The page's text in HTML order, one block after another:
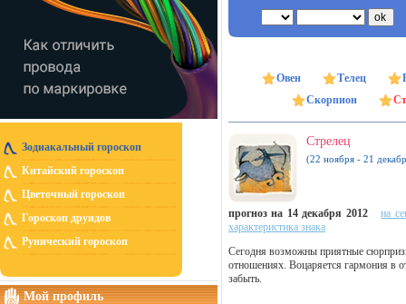
Зодиакальный гороскоп
Китайский гороскоп
Цветочный гороскоп
Гороскоп друидов
Рунический гороскоп
Мой профиль
Овен Телец
Скорпион
Стрелец
(22 ноября - 21
прогноз на 14 декабря 2012
на
характеристика знака
Сегодня возможны приятные
отношениях. Воцаряется гармония в
забыть.